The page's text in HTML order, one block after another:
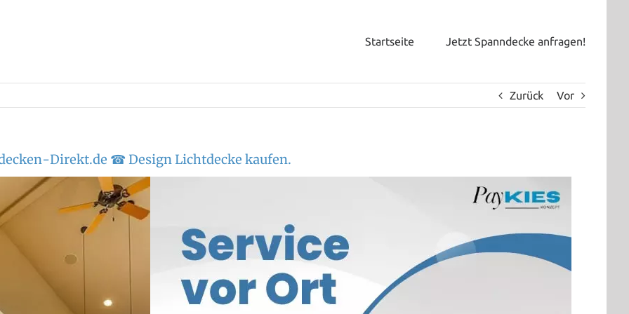
Startseite Jetzt Spanndecke anfragen!
Zurück Vor
Direkt.de ☎ Design Lichtdecke kaufen.